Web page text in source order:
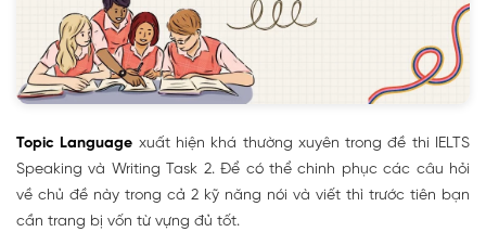
Topic Language xuất hiện khá thường xuyên trong đề thi IELTS
Speaking và Writing Task 2. Để có thể chinh phục các câu hỏi
về chủ đề này trong cả 2 kỹ năng nói và viết thì trước tiên bạn
cần trang bị vốn từ vựng đủ tốt.